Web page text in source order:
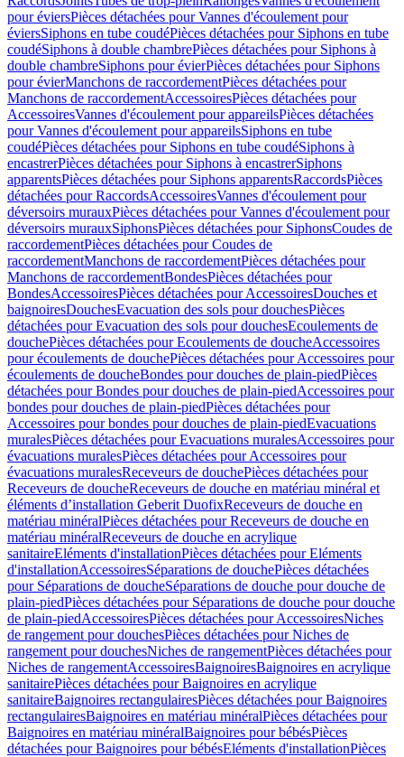
pour éviersPièces détachées pour Vannes d'écoulement pour
éviersSiphons en tube coudéPièces détachées pour Siphons en tube
coudéSiphons à double chambrePièces détachées pour Siphons à
double chambreSiphons pour évierPièces détachées pour Siphons
pour évierManchons de raccordementPièces détachées pour
Manchons de raccordementAccessoiresPièces détachées pour
AccessoiresVannes d'écoulement pour appareilsPièces détachées
pour Vannes d'écoulement pour appareilsSiphons en tube
coudéPièces détachées pour Siphons en tube coudéSiphons à
encastrerPièces détachées pour Siphons à encastrerSiphons
apparentsPièces détachées pour Siphons apparentsRaccordsPièces
détachées pour RaccordsAccessoiresVannes d'écoulement pour
déversoirs murauxPièces détachées pour Vannes d'écoulement pour
déversoirs murauxSiphonsPièces détachées pour SiphonsCoudes de
raccordementPièces détachées pour Coudes de
raccordementManchons de raccordementPièces détachées pour
Manchons de raccordementBondesPièces détachées pour
BondesAccessoiresPièces détachées pour AccessoiresDouches et
baignoiresDouchesEvacuation des sols pour douchesPièces
détachées pour Evacuation des sols pour douchesEcoulements de
douchePièces détachées pour Ecoulements de doucheAccessoires
pour écoulements de douchePièces détachées pour Accessoires pour
écoulements de doucheBondes pour douches de plain-piedPièces
détachées pour Bondes pour douches de plain-piedAccessoires pour
bondes pour douches de plain-piedPièces détachées pour
Accessoires pour bondes pour douches de plain-piedEvacuations
muralesPièces détachées pour Evacuations muralesAccessoires pour
évacuations muralesPièces détachées pour Accessoires pour
évacuations muralesReceveurs de douchePièces détachées pour
Receveurs de doucheReceveurs de douche en matériau minéral et
éléments d’installation Geberit DuofixReceveurs de douche en
matériau minéralPièces détachées pour Receveurs de douche en
matériau minéralReceveurs de douche en acrylique
sanitaireEléments d'installationPièces détachées pour Eléments
d'installationAccessoiresSéparations de douchePièces détachées
pour Séparations de doucheSéparations de douche pour douche de
plain-piedPièces détachées pour Séparations de douche pour douche
de plain-piedAccessoiresPièces détachées pour AccessoiresNiches
de rangement pour douchesPièces détachées pour Niches de
rangement pour douchesNiches de rangementPièces détachées pour
Niches de rangementAccessoiresBaignoiresBaignoires en acrylique
sanitairePièces détachées pour Baignoires en acrylique
sanitaireBaignoires rectangulairesPièces détachées pour Baignoires
rectangulairesBaignoires en matériau minéralPièces détachées pour
Baignoires en matériau minéralBaignoires pour bébésPièces
détachées pour Baignoires pour bébésEléments d'installationPièces